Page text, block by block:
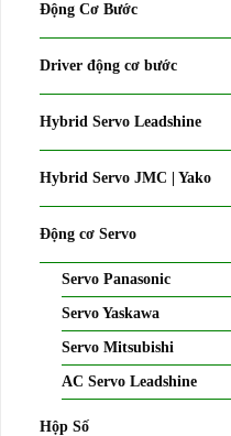
Động Cơ Bước
Driver động cơ bước
Hybrid Servo Leadshine
Hybrid Servo JMC | Yako
Động cơ Servo
Servo Panasonic
Servo Yaskawa
Servo Mitsubishi
AC Servo Leadshine
Hộp Số